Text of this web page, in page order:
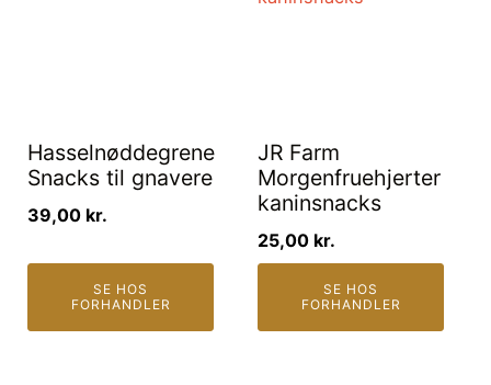
Hasselnøddegrene
Snacks til gnavere
39,00 kr.
SE HOS
FORHANDLER
JR Farm
Morgenfruehjerter
kaninsnacks
25,00 kr.
SE HOS
FORHANDLER